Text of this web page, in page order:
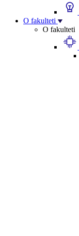
O fakulteti
O fakulteti